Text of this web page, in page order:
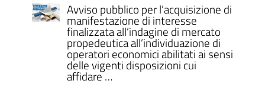
Avviso pubblico per l’acquisizione di
manifestazione di interesse
finalizzata all’indagine di mercato
propedeutica all’individuazione di
operatori economici abilitati ai sensi
delle vigenti disposizioni cui
affidare …